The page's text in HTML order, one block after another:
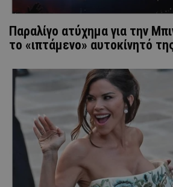
Παραλίγο ατύχημα για την
το «ιπτάμενο» αυτοκίνητό